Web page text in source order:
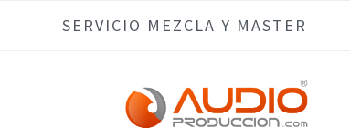
SERVICIO MEZCLA Y MASTER